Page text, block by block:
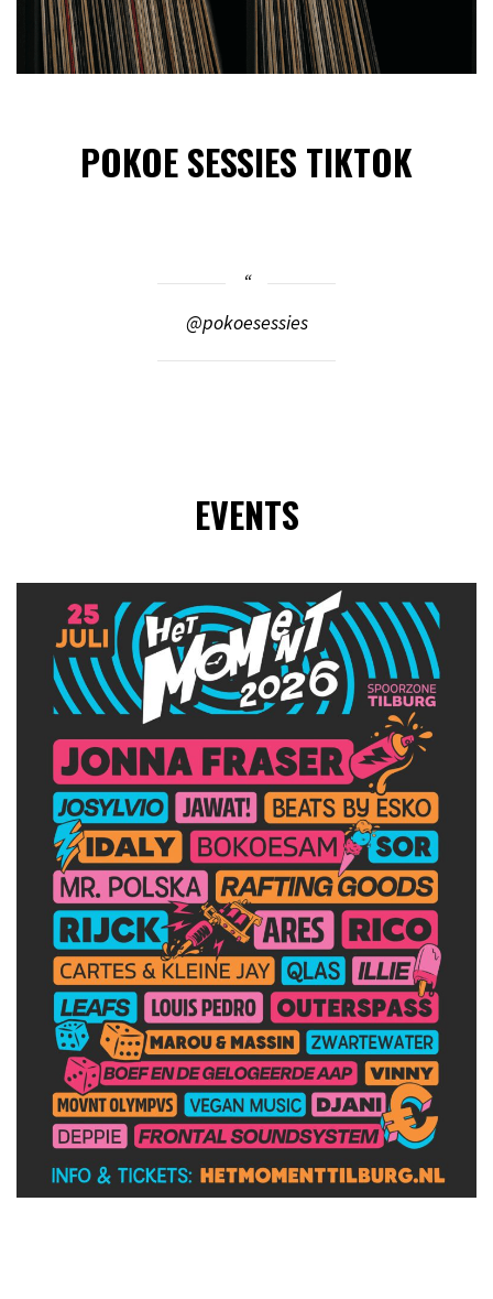
POKOE SESSIES TIKTOK
@pokoesessies
EVENTS